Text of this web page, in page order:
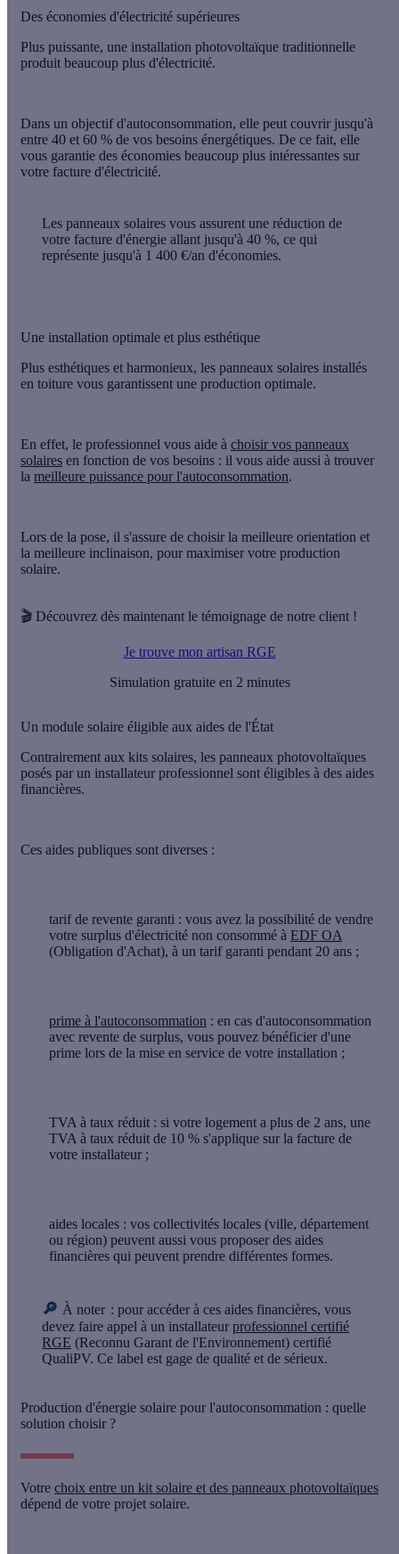
Des économies d'électricité supérieures
Plus puissante, une installation photovoltaïque traditionnelle
produit beaucoup plus d'électricité.
Dans un objectif d'autoconsommation, elle peut couvrir jusqu'à
entre 40 et 60 % de vos besoins énergétiques. De ce fait, elle
vous garantie des économies beaucoup plus intéressantes sur
votre facture d'électricité.
Les panneaux solaires vous assurent une réduction de
votre facture d'énergie allant jusqu'à 40 %, ce qui
représente jusqu'à 1 400 €/an d'économies.
Une installation optimale et plus esthétique
Plus esthétiques et harmonieux, les panneaux solaires installés
en toiture vous garantissent une production optimale.
En effet, le professionnel vous aide à choisir vos panneaux
solaires en fonction de vos besoins : il vous aide aussi à trouver
la meilleure puissance pour l'autoconsommation.
Lors de la pose, il s'assure de choisir la meilleure orientation et
la meilleure inclinaison, pour maximiser votre production
solaire.
🎬 Découvrez dès maintenant le témoignage de notre client !
Je trouve mon artisan RGE
Simulation gratuite en 2 minutes
Un module solaire éligible aux aides de l'État
Contrairement aux kits solaires, les panneaux photovoltaïques
posés par un installateur professionnel sont éligibles à des aides
financières.
Ces aides publiques sont diverses :
tarif de revente garanti : vous avez la possibilité de vendre
votre surplus d'électricité non consommé à EDF OA
(Obligation d'Achat), à un tarif garanti pendant 20 ans ;
prime à l'autoconsommation : en cas d'autoconsommation
avec revente de surplus, vous pouvez bénéficier d'une
prime lors de la mise en service de votre installation ;
TVA à taux réduit : si votre logement a plus de 2 ans, une
TVA à taux réduit de 10 % s'applique sur la facture de
votre installateur ;
aides locales : vos collectivités locales (ville, département
ou région) peuvent aussi vous proposer des aides
financières qui peuvent prendre différentes formes.
🔎 À noter : pour accéder à ces aides financières, vous
devez faire appel à un installateur professionnel certifié
RGE (Reconnu Garant de l'Environnement) certifié
QualiPV. Ce label est gage de qualité et de sérieux.
Production d'énergie solaire pour l'autoconsommation : quelle
solution choisir ?
Votre choix entre un kit solaire et des panneaux photovoltaïques
dépend de votre projet solaire.